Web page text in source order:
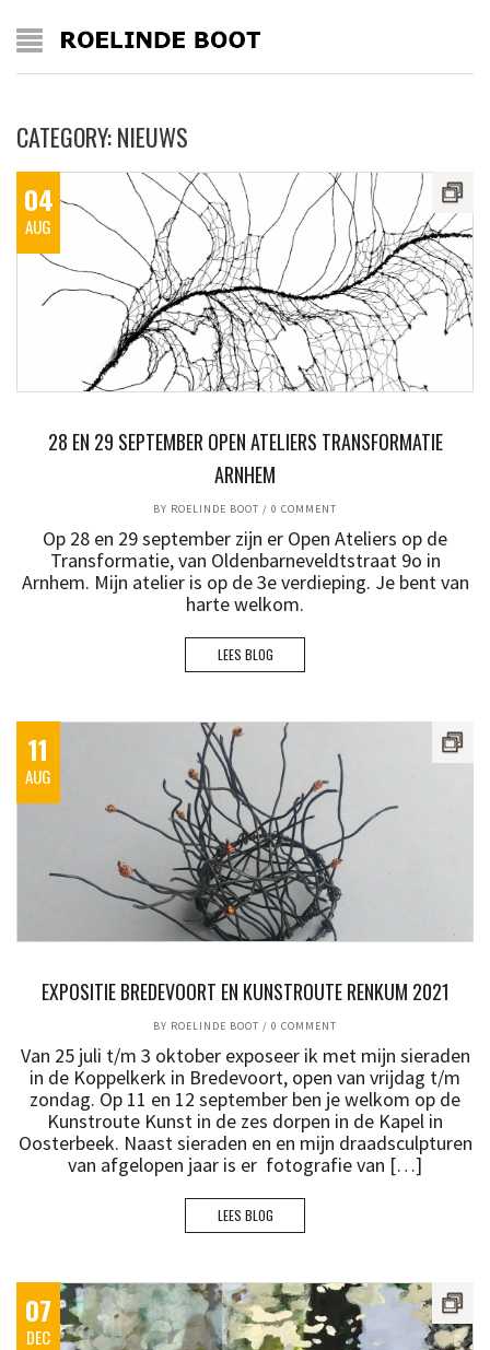
CATEGORY: NIEUWS
04
AUG
28 EN 29 SEPTEMBER OPEN ATELIERS TRANSFORMATIE
ARNHEM
BY ROELINDE BOOT / 0 COMMENT
Op 28 en 29 september zijn er Open Ateliers op de
Transformatie, van Oldenbarneveldtstraat 9o in
Arnhem. Mijn atelier is op de 3e verdieping. Je bent van
harte welkom.
LEES BLOG
11
AUG
EXPOSITIE BREDEVOORT EN KUNSTROUTE RENKUM 2021
BY ROELINDE BOOT / 0 COMMENT
Van 25 juli t/m 3 oktober exposeer ik met mijn sieraden
in de Koppelkerk in Bredevoort, open van vrijdag t/m
zondag. Op 11 en 12 september ben je welkom op de
Kunstroute Kunst in de zes dorpen in de Kapel in
Oosterbeek. Naast sieraden en en mijn draadsculpturen
van afgelopen jaar is er fotografie van […]
LEES BLOG
07
DEC